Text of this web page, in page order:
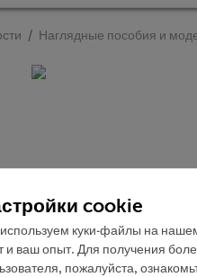
Наглядные пособия и
cookie
куки-файлы на
и ваш опыт. Для получения
пожалуйста,